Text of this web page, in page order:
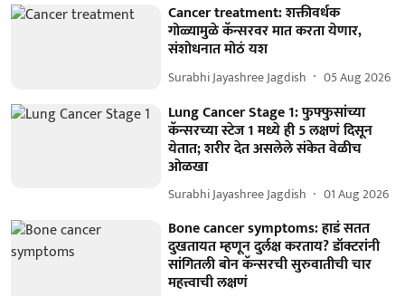
Cancer treatment: शक्तीवर्धक
गोळ्यामुळे कॅन्सरवर मात करता येणार,
संशोधनात मोठं यश
Surabhi Jayashree Jagdish 05 Aug 2026
Lung Cancer Stage 1: फुफ्फुसांच्या
कॅन्सरच्या स्टेज 1 मध्ये ही 5 लक्षणं दिसून
येतात; शरीर देत असलेले संकेत वेळीच
ओळखा
Surabhi Jayashree Jagdish 01 Aug 2026
Bone cancer symptoms: हाडं सतत
दुखतायत म्हणून दुर्लक्ष करताय? डॉक्टरांनी
सांगितली बोन कॅन्सरची सुरुवातीची चार
महत्त्वाची लक्षणं